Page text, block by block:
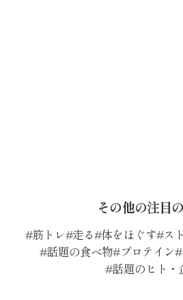
その他の注目
筋トレ 走る 体をほぐす ス
話題の食べ物 プロテイン
話題のヒト・